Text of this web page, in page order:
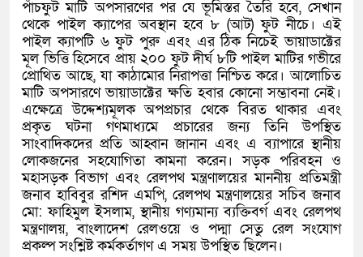
পাঁচফুট মাটি অপসারণের পর যে ভূমিস্তর তৈরি হবে, সেখান
থেকে পাইল ক্যাপের অবস্থান হবে ৮ (আট) ফুট নীচে। এই
পাইল ক্যাপটি ৬ ফুট পুরু এবং এর ঠিক নিচেই ভায়াডাক্টের
মূল ভিত্তি হিসেবে প্রায় ২০০ ফুট দীর্ঘ ৮টি পাইল মাটির গভীরে
প্রোথিত আছে, যা কাঠামোর নিরাপত্তা নিশ্চিত করে। আলোচিত
মাটি অপসারণে ভায়াডাক্টের ক্ষতি হবার কোনো সম্ভাবনা নেই।
এক্ষেত্রে উদ্দেশ্যমূলক অপপ্রচার থেকে বিরত থাকার এবং
প্রকৃত ঘটনা গণমাধ্যমে প্রচারের জন্য তিনি উপস্থিত
সাংবাদিকদের প্রতি আহ্বান জানান এবং এ ব্যাপারে স্থানীয়
লোকজনের সহযোগিতা কামনা করেন। সড়ক পরিবহন ও
মহাসড়ক বিভাগ এবং রেলপথ মন্ত্রণালয়ের মাননীয় প্রতিমন্ত্রী
জনাব হাবিবুর রশিদ এমপি, রেলপথ মন্ত্রণালয়ের সচিব জনাব
মো: ফাহিমুল ইসলাম, স্থানীয় গণ্যমান্য ব্যক্তিবর্গ এবং রেলপথ
মন্ত্রণালয়, বাংলাদেশ রেলওয়ে ও পদ্মা সেতু রেল সংযোগ
প্রকল্প সংশ্লিষ্ট কর্মকর্তাগণ এ সময় উপস্থিত ছিলেন।